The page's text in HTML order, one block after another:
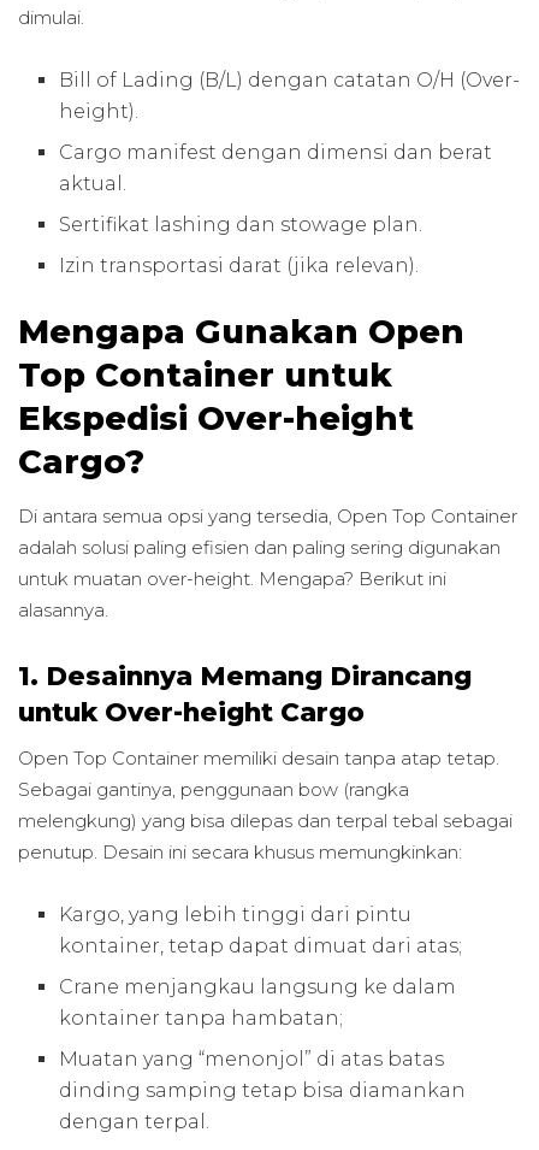
dimulai.
Bill of Lading (B/L) dengan catatan O/H (Over-
height).
Cargo manifest dengan dimensi dan berat
aktual.
Sertifikat lashing dan stowage plan.
Izin transportasi darat (jika relevan).
Mengapa Gunakan Open
Top Container untuk
Ekspedisi Over-height
Cargo?
Di antara semua opsi yang tersedia, Open Top Container
adalah solusi paling efisien dan paling sering digunakan
untuk muatan over-height. Mengapa? Berikut ini
alasannya.
1. Desainnya Memang Dirancang
untuk Over-height Cargo
Open Top Container memiliki desain tanpa atap tetap.
Sebagai gantinya, penggunaan bow (rangka
melengkung) yang bisa dilepas dan terpal tebal sebagai
penutup. Desain ini secara khusus memungkinkan:
Kargo, yang lebih tinggi dari pintu
kontainer, tetap dapat dimuat dari atas;
Crane menjangkau langsung ke dalam
kontainer tanpa hambatan;
Muatan yang “menonjol” di atas batas
dinding samping tetap bisa diamankan
dengan terpal.